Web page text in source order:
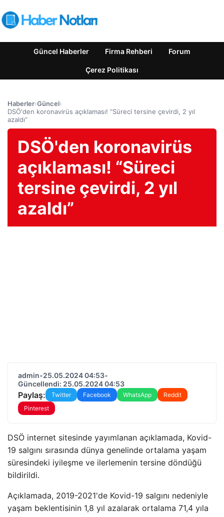
Güncel Haberler Firma Rehberi Forum
Çerez Politikası
Haberler›Güncel›
DSÖ'den koronavirüs açıklaması! “Süreci tersine çevirdi, 2 yıl
azaldı”
DSÖ'den koronavirüs
açıklaması! “Süreci
tersine çevirdi, 2 yıl
azaldı”
admin•25.05.2024 04:53•
Güncellendi: 25.05.2024 04:53
Paylaş: Twitter Facebook WhatsApp
Reddit
Pinterest
DSÖ internet sitesinde yayımlanan açıklamada, Kovid-
19 salgını sırasında dünya genelinde ortalama yaşam
süresindeki iyileşme ve ilerlemenin tersine döndüğü
bildirildi.
Açıklamada, 2019-2021'de Kovid-19 salgını nedeniyle
yaşam beklentisinin 1,8 yıl azalarak ortalama 71,4 yıla